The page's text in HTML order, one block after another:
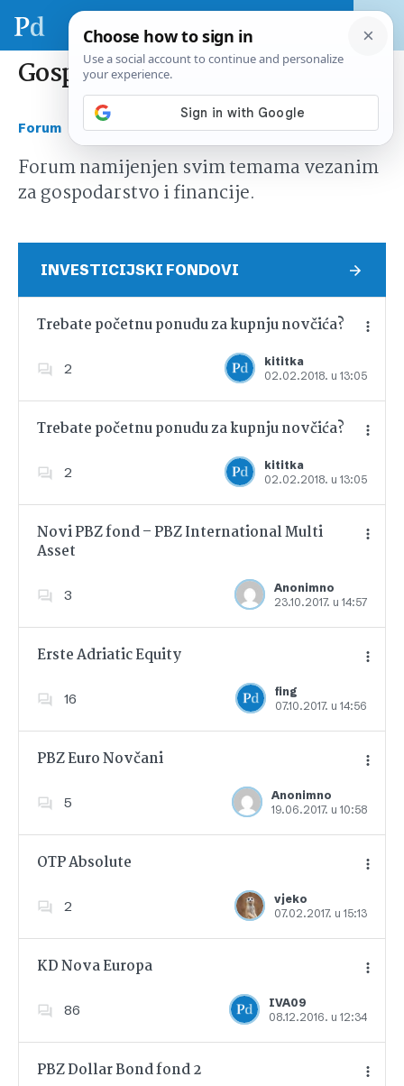
Gospodarstvo i financije
Forum Gospodarstvo i financije
Forum namijenjen svim temama vezanim
za gospodarstvo i financije.
INVESTICIJSKI FONDOVI
Trebate početnu ponudu za kupnju novčića?
2
kititka
02.02.2018. u 13:05
Dodajte u favorite
Trebate početnu ponudu za kupnju novčića?
2
kititka
02.02.2018. u 13:05
Dodajte u favorite
Novi PBZ fond – PBZ International Multi
Asset
3
Anonimno
23.10.2017. u 14:57
Dodajte u favorite
Erste Adriatic Equity
16
fing
07.10.2017. u 14:56
Dodajte u favorite
PBZ Euro Novčani
5
Anonimno
19.06.2017. u 10:58
Dodajte u favorite
OTP Absolute
2
vjeko
07.02.2017. u 15:13
Dodajte u favorite
KD Nova Europa
86
IVA09
08.12.2016. u 12:34
Dodajte u favorite
PBZ Dollar Bond fond 2